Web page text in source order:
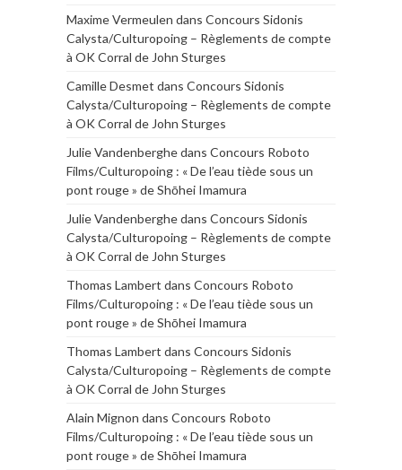
Maxime Vermeulen dans Concours Sidonis
Calysta/Culturopoing – Règlements de compte
à OK Corral de John Sturges
Camille Desmet dans Concours Sidonis
Calysta/Culturopoing – Règlements de compte
à OK Corral de John Sturges
Julie Vandenberghedans Concours Roboto
Films/Culturopoing : « De l’eau tiède sous un
pont rouge » de Shōhei Imamura
Julie Vandenberghedans Concours Sidonis
Calysta/Culturopoing – Règlements de compte
à OK Corral de John Sturges
Thomas Lambert dans Concours Roboto
Films/Culturopoing : « De l’eau tiède sous un
pont rouge » de Shōhei Imamura
Thomas Lambert dans Concours Sidonis
Calysta/Culturopoing – Règlements de compte
à OK Corral de John Sturges
Alain Mignon dans Concours Roboto
Films/Culturopoing : « De l’eau tiède sous un
pont rouge » de Shōhei Imamura